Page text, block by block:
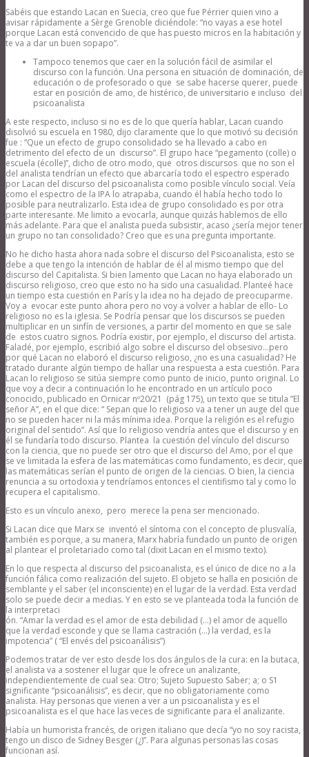
Sabéis que estando Lacan en Suecia, creo que fue Pérrier quien vino a
avisar rápidamente a Sèrge Grenoble diciéndole: “no vayas a ese hotel
porque Lacan está convencido de que has puesto micros en la habitación y
te va a dar un buen sopapo”.
Tampoco tenemos que caer en la solución fácil de asimilar el
discurso con la función. Una persona en situación de dominación, de
educación o de profesorado o que se sabe hacerse querer, puede
estar en posición de amo, de histérico, de universitario e incluso del
psicoanalista
A este respecto, incluso si no es de lo que quería hablar, Lacan cuando
disolvió su escuela en 1980, dijo claramente que lo que motivó su decisión
fue : “Que un efecto de grupo consolidado se ha llevado a cabo en
detrimento del efecto de un discurso”. El grupo hace “pegamento (colle) o
escuela (écolle)”, dicho de otro modo, que otros discursos que no son el
del analista tendrían un efecto que abarcaría todo el espectro esperado
por Lacan del discurso del psicoanalista como posible vínculo social. Veía
como el espectro de la IPA lo atrapaba, cuando él había hecho todo lo
posible para neutralizarlo. Esta idea de grupo consolidado es por otra
parte interesante. Me limito a evocarla, aunque quizás hablemos de ello
más adelante. Para que el analista pueda subsistir, acaso ¿sería mejor tener
un grupo no tan consolidado? Creo que es una pregunta importante.
No he dicho hasta ahora nada sobre el discurso del Psicoanalista, esto se
debe a que tengo la intención de hablar de él al mismo tiempo que del
discurso del Capitalista. Si bien lamento que Lacan no haya elaborado un
discurso religioso, creo que esto no ha sido una casualidad. Planteé hace
un tiempo esta cuestión en París y la idea no ha dejado de preocuparme.
Voy a evocar este punto ahora pero no voy a volver a hablar de ello- Lo
religioso no es la iglesia. Se Podría pensar que los discursos se pueden
multiplicar en un sinfín de versiones, a partir del momento en que se sale
de estos cuatro signos. Podría existir, por ejemplo, el discurso del artista.
Faladé, por ejemplo, escribió algo sobre el discurso del obsesivo…pero
por qué Lacan no elaboró el discurso religioso, ¿no es una casualidad? He
tratado durante algún tiempo de hallar una respuesta a esta cuestión. Para
Lacan lo religioso se sitúa siempre como punto de inicio, punto original. Lo
que voy a decir a continuación lo he encontrado en un artículo poco
conocido, publicado en Ornicar nº20/21 (pág 175), un texto que se titula ”El
señor A”, en el que dice: “ Sepan que lo religioso va a tener un auge del que
no se pueden hacer ni la más mínima idea. Porque la religión es el refugio
original del sentido”. Así que lo religioso vendría antes que el discurso y en
él se fundaría todo discurso. Plantea la cuestión del vínculo del discurso
con la ciencia, que no puede ser otro que el discurso del Amo, por el que
se ve limitada la esfera de las matemáticas como fundamento, es decir, que
las matemáticas serían el punto de origen de la ciencias. O bien, la ciencia
renuncia a su ortodoxia y tendríamos entonces el cientifismo tal y como lo
recupera el capitalismo.
Esto es un vínculo anexo, pero merece la pena ser mencionado.
Si Lacan dice que Marx se inventó el síntoma con el concepto de plusvalía,
también es porque, a su manera, Marx habría fundado un punto de origen
al plantear el proletariado como tal (dixit Lacan en el mismo texto).
En lo que respecta al discurso del psicoanalista, es el único de dice no a la
función fálica como realización del sujeto. El objeto se halla en posición de
semblante y el saber (el inconsciente) en el lugar de la verdad. Esta verdad
solo se puede decir a medias. Y en esto se ve planteada toda la función de
la interpretaci
ón. “Amar la verdad es el amor de esta debilidad (…) el amor de aquello
que la verdad esconde y que se llama castración (…) la verdad, es la
impotencia” ( “El envés del psicoanálisis”)
Podemos tratar de ver esto desde los dos ángulos de la cura: en la butaca,
el analista va a sostener el lugar que le ofrece un analizante,
independientemente de cual sea: Otro; Sujeto Supuesto Saber; a; o S1
significante “psicoanálisis”, es decir, que no obligatoriamente como
analista. Hay personas que vienen a ver a un psicoanalista y es el
psicoanalista es el que hace las veces de significante para el analizante.
Había un humorista francés, de origen italiano que decía “yo no soy racista,
tengo un disco de Sidney Besger (¿)”. Para algunas personas las cosas
funcionan así.